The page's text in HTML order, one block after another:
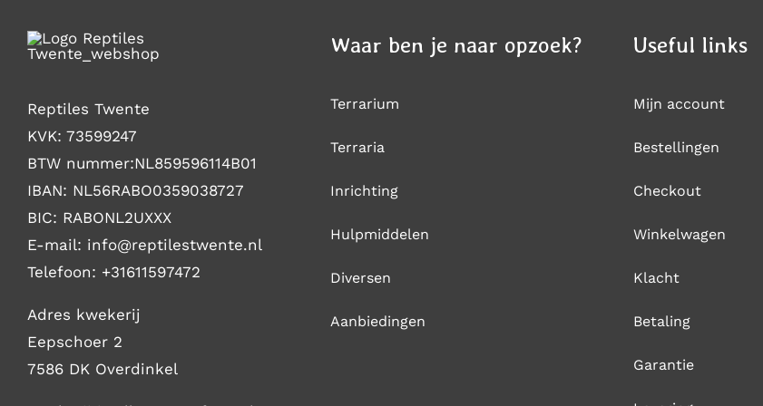
Reptiles Twente
KVK: 73599247
BTW nummer:NL859596114B01
IBAN: NL56RABO0359038727
BIC: RABONL2UXXX
E-mail: info@reptilestwente.nl
Telefoon: +31611597472
Adres kwekerij
Eepschoer 2
7586 DK Overdinkel
Waar ben je naar opzoek?
Terrarium
Terraria
Inrichting
Hulpmiddelen
Diversen
Aanbiedingen
Useful links
Mijn account
Bestellingen
Checkout
Winkelwagen
Klacht
Betaling
Garantie